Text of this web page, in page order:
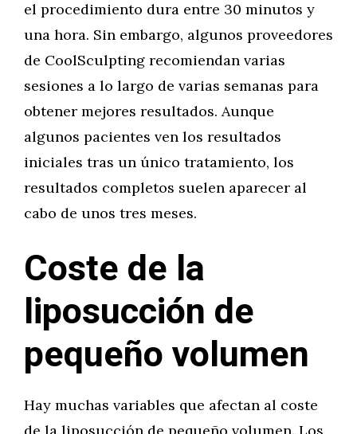
el procedimiento dura entre 30 minutos y
una hora. Sin embargo, algunos proveedores
de CoolSculpting recomiendan varias
sesiones a lo largo de varias semanas para
obtener mejores resultados. Aunque
algunos pacientes ven los resultados
iniciales tras un único tratamiento, los
resultados completos suelen aparecer al
cabo de unos tres meses.
Coste de la
liposucción de
pequeño volumen
Hay muchas variables que afectan al coste